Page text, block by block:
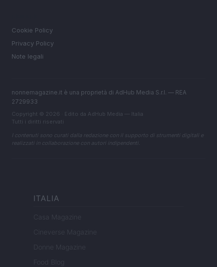
Cookie Policy
Privacy Policy
Note legali
nonnemagazine.it è una proprietà di AdHub Media S.r.l. — REA
2729933
Copyright © 2026 · Edito da AdHub Media — Italia
Tutti i diritti riservati
I contenuti sono curati dalla redazione con il supporto di strumenti digitali e
realizzati in collaborazione con autori indipendenti.
ITALIA
Casa Magazine
Cineverse Magazine
Donne Magazine
Food Blog